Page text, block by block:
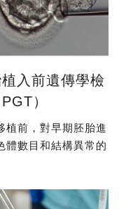
入前遺傳學檢
）
植前，對早期胚胎進
體數目和結構異常的